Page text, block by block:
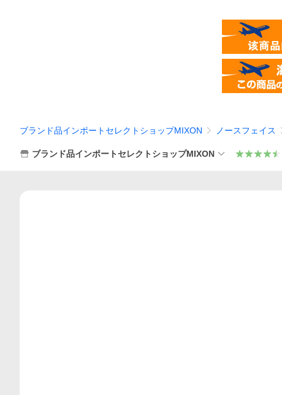
ブランド品インポートセレクトショップMIXON ノースフェイス
ブランド品インポートセレクトショップMIXON